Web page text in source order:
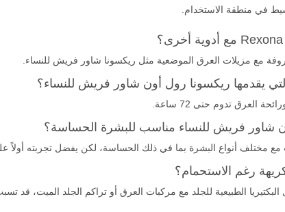
في منطقة الاستخدام.
مع مزيلات العرق الموضعية مثل ريكسونا شاور فريش للنساء.
يقدمها ريكسونا رول أون شاور فريش للنساء؟
العرق تدوم حتى 72 ساعة.
شاور فريش للنساء مناسب للبشرة الحساسة؟
مع مختلف أنواع البشرة بما في ذلك الحساسة، لكن يفضل تجربته أولاً
رغم الاستحمام؟
الطبيعية للجلد مع مركبات العرق أو تراكم الجلد الميت، قد